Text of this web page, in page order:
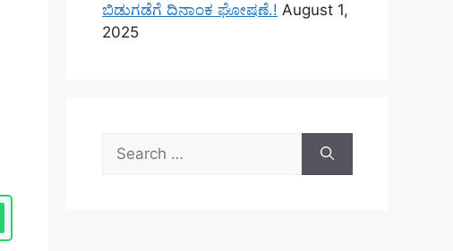
ಬಿಡುಗಡೆಗೆ ದಿನಾಂಕ ಘೋಷಣೆ.! August 1,
2025
Search
for: